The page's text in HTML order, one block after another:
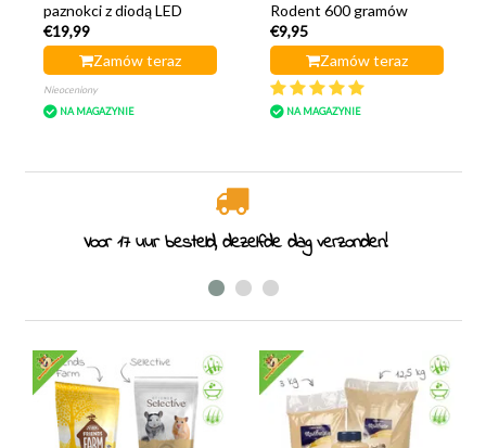
paznokci z diodą LED
€19,99
Zamów teraz
Nieoceniony
NA MAGAZYNIE
Rodent 600 gramów
€9,95
Zamów teraz
NA MAGAZYNIE
Specjaliści od gryzoni od 2011 roku